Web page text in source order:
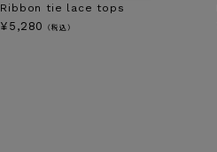
Ribbon tie lace tops
¥ 5,280 （税込）